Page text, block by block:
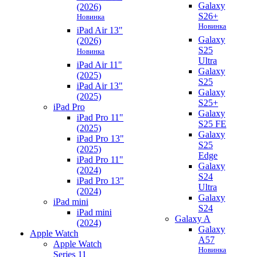
(2026)
Новинка
iPad Air 13"
(2026)
Новинка
iPad Air 11"
(2025)
iPad Air 13"
(2025)
iPad Pro
iPad Pro 11"
(2025)
iPad Pro 13"
(2025)
iPad Pro 11"
(2024)
iPad Pro 13"
(2024)
iPad mini
iPad mini
(2024)
Apple Watch
Apple Watch
Series 11
Galaxy
S26+
Новинка
Galaxy
S25
Ultra
Galaxy
S25
Galaxy
S25+
Galaxy
S25 FE
Galaxy
S25
Edge
Galaxy
S24
Ultra
Galaxy
S24
Galaxy A
Galaxy
A57
Новинка